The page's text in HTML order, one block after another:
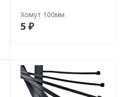
Хомут 100мм
5 ₽